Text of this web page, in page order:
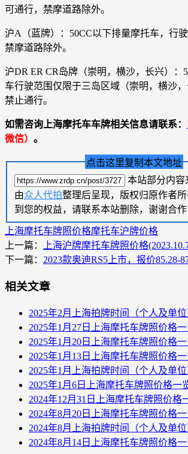
可通行，禁摩道路除外。
沪A（蓝牌）：50CC以下排量摩托车，行驶
禁摩道路除外。
沪DR ER CR岛牌（崇明，横沙，长兴）：
车行驶范围仅限于三岛区域（崇明，横沙
禁止通行。
如需咨询上海摩托车车牌相关信息请联系：
微信） 。
点击这里复制本文地址
本站部分内容
由众人代拍整理后呈现，版权归原作者
到您的权益，请联系本站删除，谢谢合作
上海摩托车牌照价格摩托车沪牌价格
上一篇： 上海沪牌摩托车牌照价格
下一篇： 2023款奥迪RS5上市，报价85.28-
相关文章
2025年2月上海拍牌时间（个人及单位
2025年1月27日上海摩托车牌照价格
2025年1月20日上海摩托车牌照价格
2025年1月13日上海摩托车牌照价格
2025年1月上海拍牌时间（个人及单位
2025年1月6日上海摩托车牌照价格一
2024年12月31日上海摩托车牌照价格
2024年8月20日上海摩托车牌照价格
2024年8月上海拍牌时间（个人及单位
2024年8月14日上海摩托车牌照价格